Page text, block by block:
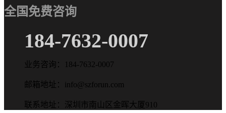
全国免费咨询
184-7632-0007
业务咨询：184-7632-0007
邮箱地址：info@szforun.com
联系地址：深圳市南山区金晖大厦910